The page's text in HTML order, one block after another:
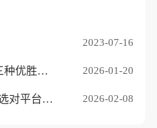
2023-07-16
沃尔玛礼品卡去哪回收？三种优胜途径推荐 2026-01-20
京东e卡回收怎么秒到账，选对平台是关键 2026-02-08